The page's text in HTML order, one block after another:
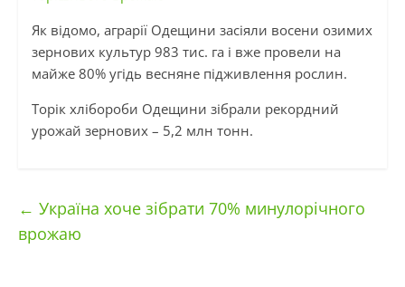
Як відомо, аграрії Одещини засіяли восени озимих
зернових культур 983 тис. га і вже провели на
майже 80% угідь весняне підживлення рослин.
Торік хлібороби Одещини зібрали рекордний
урожай зернових – 5,2 млн тонн.
← Україна хоче зібрати 70% минулорічного
врожаю